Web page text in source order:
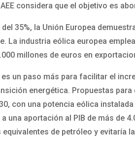
considera que el objetivo es
35%, la Unión Europea
La industria eólica europea
millones de euros en
un paso más para facilitar el
energética. Propuestas
con una potencia eólica
una aportación al PIB de más de
de petróleo y evitaría